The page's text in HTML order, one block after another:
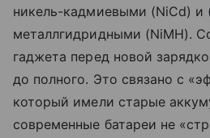
никель-кадмиевыми (NiCd) и
металлгидридными (NiMH).
гаджета перед новой
до полного. Это связано с
который имели старые
современные батареи не